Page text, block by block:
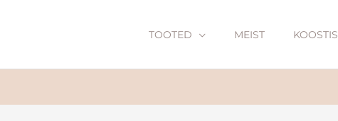
TOOTED MEIST